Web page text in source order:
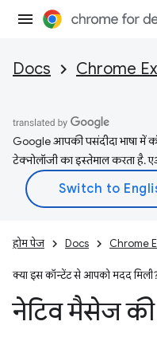
Docs Chrome
Google आपकी पसंदीदा भाषा में
टेक्नोलॉजी का इस्तेमाल करता है.
होम पेज Docs Chrome
क्या इस कॉन्टेंट से आपको मदद
नेटिव मैसेज की